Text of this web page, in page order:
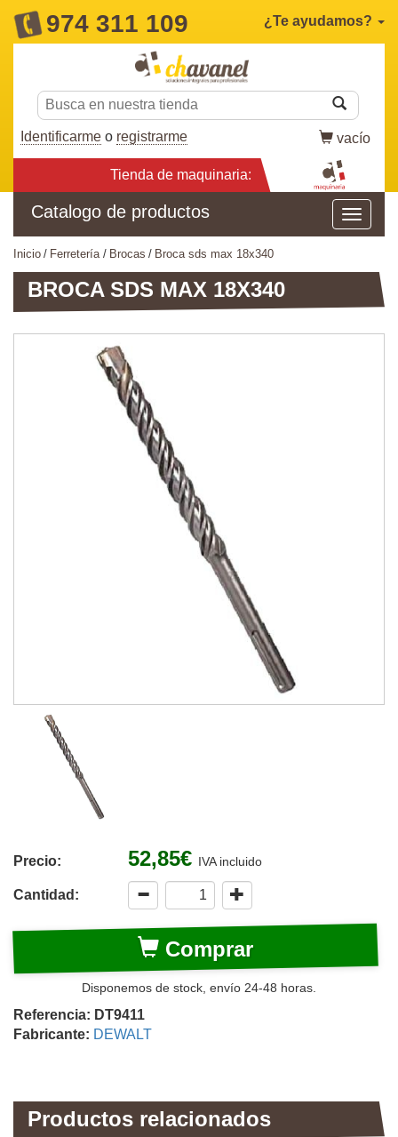
974 311 109 ¿Te ayudamos?
Identificarme o registrarme vacío
Tienda de maquinaria:
Catalogo de productos
inicio ferretería brocas broca sds max 18x340
BROCA SDS MAX 18X340
Precio: 52,85€ IVA incluido
Cantidad:
Comprar
Disponemos de stock, envío 24-48 horas.
Referencia: DT9411
Fabricante: DEWALT
Productos relacionados